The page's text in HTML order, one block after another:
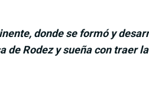
donde se formó y
de Rodez y sueña con traer la